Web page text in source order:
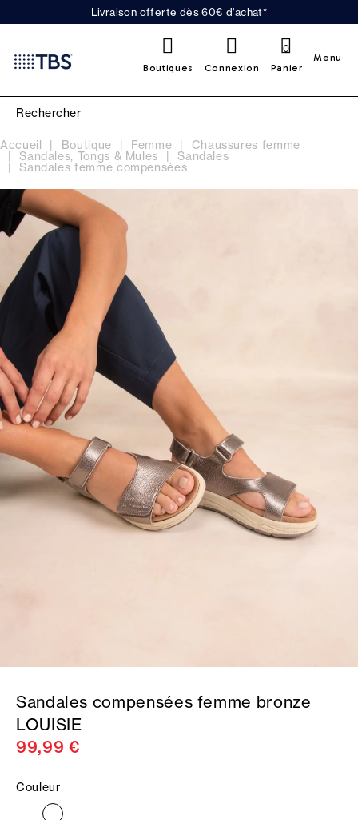
Livraison offerte dès 60€ d'achat*
Boutiques Connexion Panier
0
Menu
Accueil Boutique Femme Chaussures femme
Sandales, Tongs & Mules Sandales
Sandales femme compensées
Sandales compensées femme bronze
LOUISIE
99,99 €
Couleur